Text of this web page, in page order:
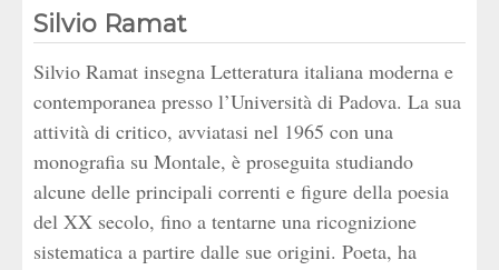
Silvio Ramat
Silvio Ramat insegna Letteratura italiana moderna e
contemporanea presso l’Università di Padova. La sua
attività di critico, avviatasi nel 1965 con una
monografia su Montale, è proseguita studiando
alcune delle principali correnti e figure della poesia
del XX secolo, fino a tentarne una ricognizione
sistematica a partire dalle sue origini. Poeta, ha